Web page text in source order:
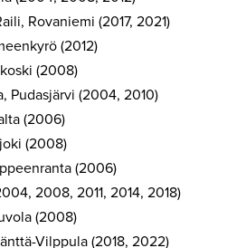
Rovaniemi (2017, 2021)
(2012)
(2008)
Pudasjärvi (2004, 2010)
(2006)
(2008)
(2006)
2008, 2011, 2014, 2018)
(2008)
Vilppula (2018, 2022)